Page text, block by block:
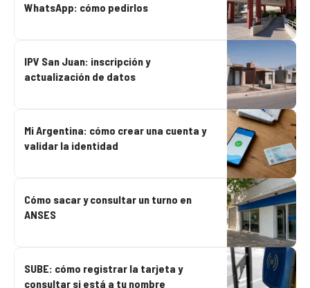
WhatsApp: cómo pedirlos
IPV San Juan: inscripción y
actualización de datos
Mi Argentina: cómo crear una cuenta y
validar la identidad
Cómo sacar y consultar un turno en
ANSES
SUBE: cómo registrar la tarjeta y
consultar si está a tu nombre